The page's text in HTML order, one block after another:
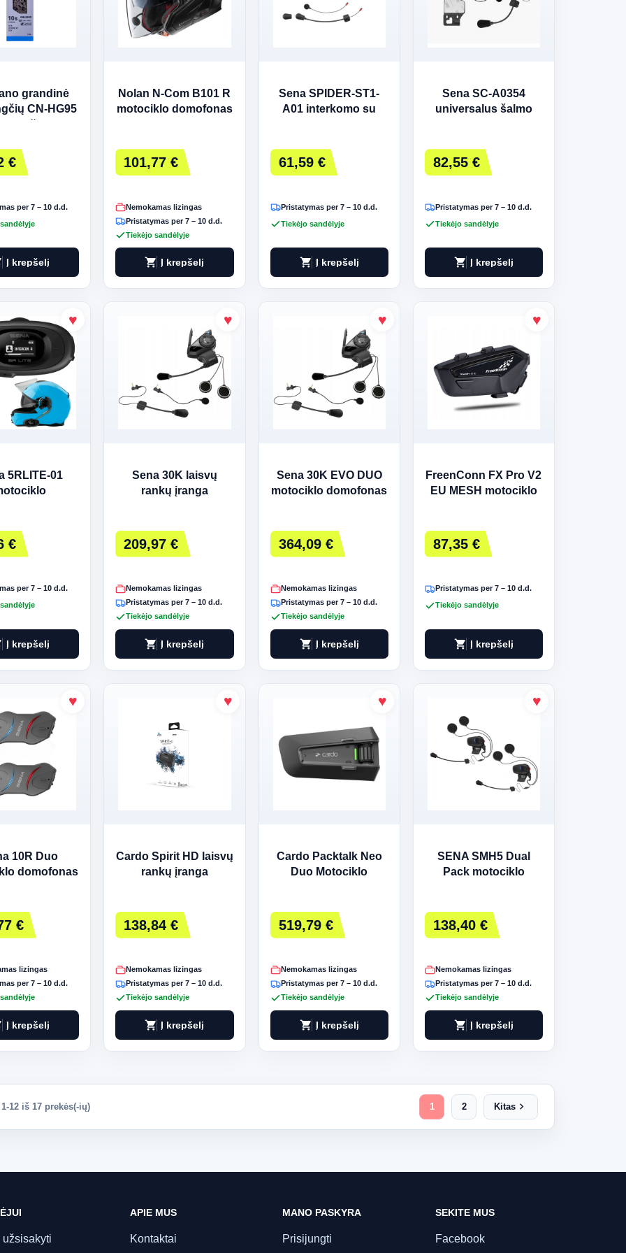
grandinė
CN-HG95
€
per 7 – 10 d.d.
Į krepšelį
Nolan N-Com B101 R
motociklo domofonas
101,77 €
Nemokamas lizingas
Pristatymas per 7 – 10 d.d.
Tiekėjo sandėlyje
shopping_cart Į krepšelį
Sena SPIDER-ST1-
A01 interkomo su
garsiakalbiais
montavimo rinkinys
61,59 €
Pristatymas per 7 – 10 d.d.
Tiekėjo sandėlyje
shopping_cart Į krepšelį
Sena SC-A0354
universalus šalmo
juoda
82,55 €
Pristatymas per 7 – 10 d.d.
Tiekėjo sandėlyje
shopping_cart Į krepšelį
5RLITE-01
€
per 7 – 10 d.d.
Į krepšelį
Sena 30K laisvų
rankų įranga
209,97 €
Nemokamas lizingas
Pristatymas per 7 – 10 d.d.
Tiekėjo sandėlyje
shopping_cart Į krepšelį
Sena 30K EVO DUO
motociklo domofonas
364,09 €
Nemokamas lizingas
Pristatymas per 7 – 10 d.d.
Tiekėjo sandėlyje
shopping_cart Į krepšelį
FreenConn FX Pro V2
EU MESH motociklo
87,35 €
Pristatymas per 7 – 10 d.d.
Tiekėjo sandėlyje
shopping_cart Į krepšelį
10R Duo
domofonas
€
lizingas
per 7 – 10 d.d.
Į krepšelį
Cardo Spirit HD laisvų
rankų įranga
138,84 €
Nemokamas lizingas
Pristatymas per 7 – 10 d.d.
Tiekėjo sandėlyje
shopping_cart Į krepšelį
Cardo Packtalk Neo
Duo Motociklo
519,79 €
Nemokamas lizingas
Pristatymas per 7 – 10 d.d.
Tiekėjo sandėlyje
shopping_cart Į krepšelį
SENA SMH5 Dual
Pack motociklo
138,40 €
Nemokamas lizingas
Pristatymas per 7 – 10 d.d.
Tiekėjo sandėlyje
shopping_cart Į krepšelį
12 iš 17 prekės(-ių) 1 2 Kitas chevron_right
užsisakyti
APIE MUS
Kontaktai
MANO PASKYRA
Prisijungti
SEKITE MUS
Facebook